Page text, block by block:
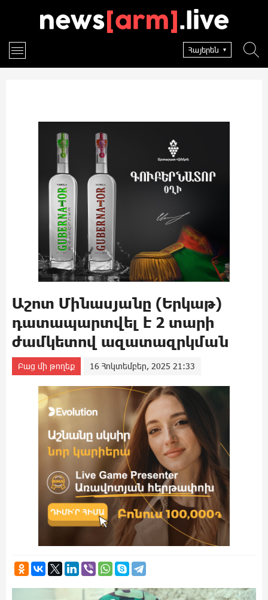
Հայերեն
Աշոտ Մինասյանը (Երկաթ)
դատապարտվել է 2 տարի
ժամկետով ազատազրկման
Բաց մի թողեք 16 Հոկտեմբեր, 2025 21:33